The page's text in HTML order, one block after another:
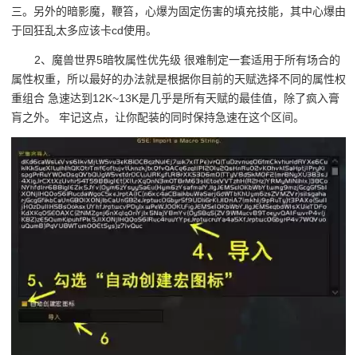
三。另外的暗影魔，鞭笞，心爆为固定伤害的填充技能，其中心爆由
于回狂乱太多应该卡cd使用。
2、魔兽世界5暗牧属性优先级 很难制定一套适用于所有场合的
属性权重，所以最好的办法就是根据你目前的天赋选择不同的属性权
重组合 急速达到12K~13K是几乎是所有天赋的最佳值，除了疯入膏
肓之外。 牢记这点，让你配装的同时保持急速在这个区间。